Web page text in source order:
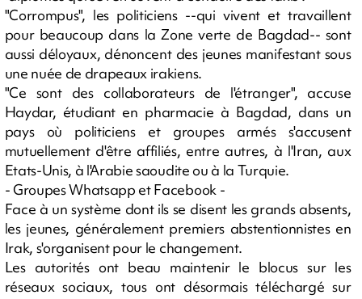
"Corrompus", les politiciens --qui vivent et travaillent
pour beaucoup dans la Zone verte de Bagdad-- sont
aussi déloyaux, dénoncent des jeunes manifestant sous
une nuée de drapeaux irakiens.
"Ce sont des collaborateurs de l'étranger", accuse
Haydar, étudiant en pharmacie à Bagdad, dans un
pays où politiciens et groupes armés s'accusent
mutuellement d'être affiliés, entre autres, à l'Iran, aux
Etats-Unis, à l'Arabie saoudite ou à la Turquie.
- Groupes Whatsapp et Facebook -
Face à un système dont ils se disent les grands absents,
les jeunes, généralement premiers abstentionnistes en
Irak, s'organisent pour le changement.
Les autorités ont beau maintenir le blocus sur les
réseaux sociaux, tous ont désormais téléchargé sur